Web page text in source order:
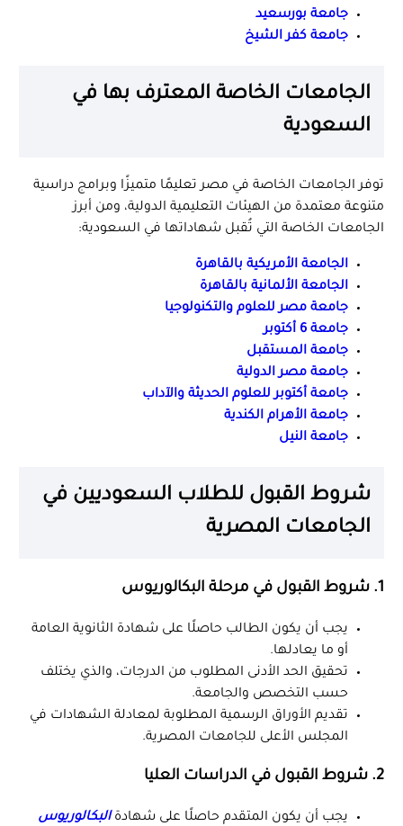
جامعة بورسعيد
جامعة كفر الشيخ
الجامعات الخاصة المعترف بها في
السعودية
توفر الجامعات الخاصة في مصر تعليمًا متميزًا وبرامج دراسية
متنوعة معتمدة من الهيئات التعليمية الدولية، ومن أبرز
الجامعات الخاصة التي تُقبل شهاداتها في السعودية:
الجامعة الأمريكية بالقاهرة
الجامعة الألمانية بالقاهرة
جامعة مصر للعلوم والتكنولوجيا
جامعة 6 أكتوبر
جامعة المستقبل
جامعة مصر الدولية
جامعة أكتوبر للعلوم الحديثة والآداب
جامعة الأهرام الكندية
جامعة النيل
شروط القبول للطلاب السعوديين في
الجامعات المصرية
1. شروط القبول في مرحلة البكالوريوس
يجب أن يكون الطالب حاصلًا على شهادة الثانوية العامة
أو ما يعادلها.
تحقيق الحد الأدنى المطلوب من الدرجات، والذي يختلف
حسب التخصص والجامعة.
تقديم الأوراق الرسمية المطلوبة لمعادلة الشهادات في
المجلس الأعلى للجامعات المصرية.
2. شروط القبول في الدراسات العليا
يجب أن يكون المتقدم حاصلًا على شهادةالبكالوريوس